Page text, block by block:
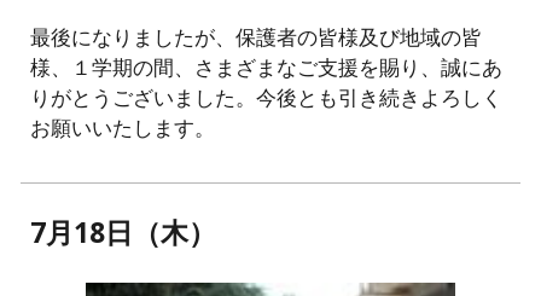
最後になりましたが、保護者の皆様及び地域の皆
様、１学期の間、さまざまなご支援を賜り、誠にあ
りがとうございました。今後とも引き続きよろしく
お願いいたします。
7月18日（木）